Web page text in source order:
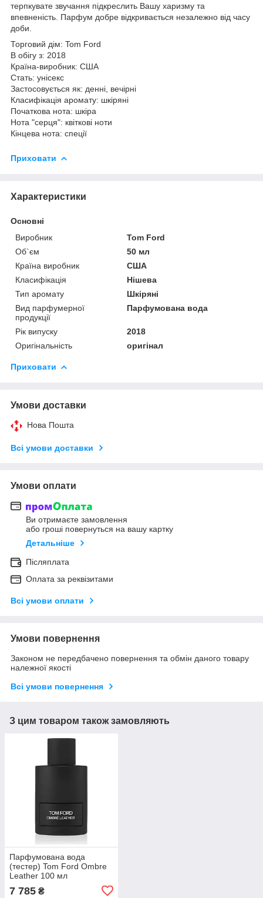
терпкувате звучання підкреслить Вашу харизму та
впевненість. Парфум добре відкривається незалежно від часу
доби.
Торговий дім: Tom Ford
В обігу з: 2018
Країна-виробник: США
Стать: унісекс
Застосовується як: денні, вечірні
Класифікація аромату: шкіряні
Початкова нота: шкіра
Нота "серця": квіткові ноти
Кінцева нота: спеції
Приховати
Характеристики
Основні
Виробник
Tom Ford
Об`єм
50 мл
Країна виробник
США
Класифікація
Нішева
Тип аромату
Шкіряні
Вид парфумерної
продукції
Парфумована вода
Рік випуску
2018
Оригінальність
оригінал
Приховати
Умови доставки
Нова Пошта
Всі умови доставки
Умови оплати
Ви отримаєте замовлення
або гроші повернуться на вашу картку
Детальніше
Післяплата
Оплата за реквізитами
Всі умови оплати
Умови повернення
Законом не передбачено повернення та обмін даного товару
належної якості
Всі умови повернення
З цим товаром також замовляють
Парфумована вода
(тестер) Tom Ford Ombre
Leather 100 мл
7 785 ₴